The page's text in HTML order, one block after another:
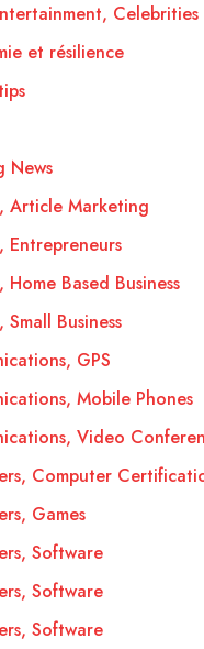
Celebrities
et résilience
News
Article Marketing
Entrepreneurs
Home Based Business
Small Business
GPS
Mobile Phones
Video
Computer
Games
Software
Software
Software